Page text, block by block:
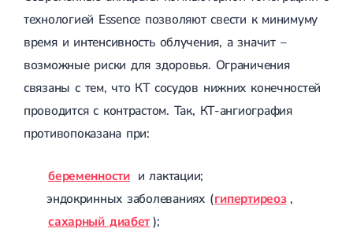
технологией Essence позволяют свести к минимуму
время и интенсивность облучения, а значит –
возможные риски для здоровья. Ограничения
связаны с тем, что КТ сосудов нижних конечностей
проводится с контрастом. Так, КТ-ангиография
противопоказана при:
беременности и лактации;
эндокринных заболеваниях (гипертиреоз ,
сахарный диабет);